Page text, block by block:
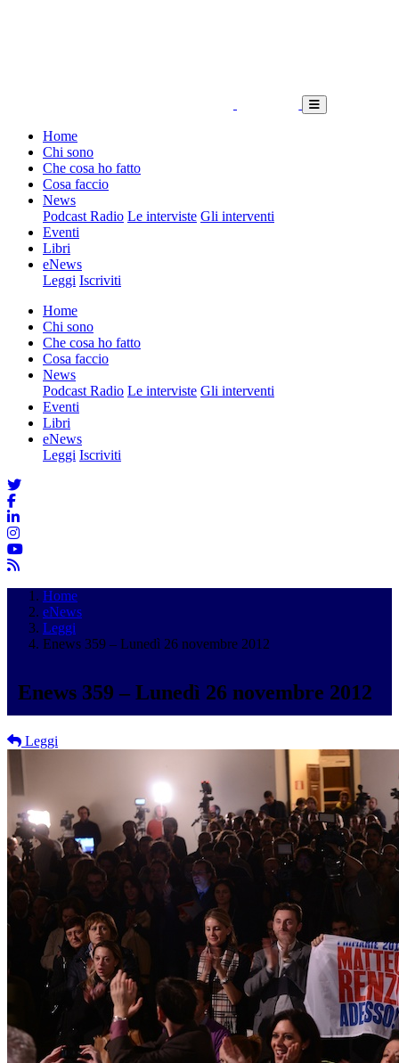
Home
Chi sono
Che cosa ho fatto
Cosa faccio
News
Podcast Radio Le interviste Gli interventi
Eventi
Libri
eNews
Leggi Iscriviti
Home
Chi sono
Che cosa ho fatto
Cosa faccio
News
Podcast Radio Le interviste Gli interventi
Eventi
Libri
eNews
Leggi Iscriviti
Home
eNews
Leggi
Enews 359 – Lunedì 26 novembre 2012
Enews 359 – Lunedì 26 novembre 2012
Leggi